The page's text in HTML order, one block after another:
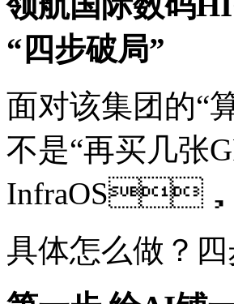
“四步破局”
面对该集团的“
不是“再买几张
InfraOS，
具体怎么做？四